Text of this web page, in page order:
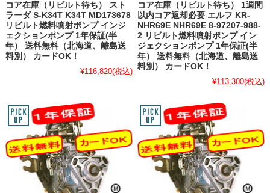
コア在庫（リビルト待ち） スト
ラーダ S-K34T K34T MD173678
リビルト燃料噴射ポンプ インジ
ェクションポンプ 1年保証(半
年） 送料無料（北海道、離島送
料別） カードOK！
¥116,820(税込)
コア在庫（リビルト待ち） 1週間
以内コア返却必要 エルフ KR-
NHR69E NHR69E 8-97207-988-
2 リビルト燃料噴射ポンプ イン
ジェクションポンプ 1年保証(半
年） 送料無料（北海道、離島送
料別） カードOK！
¥113,300(税込)